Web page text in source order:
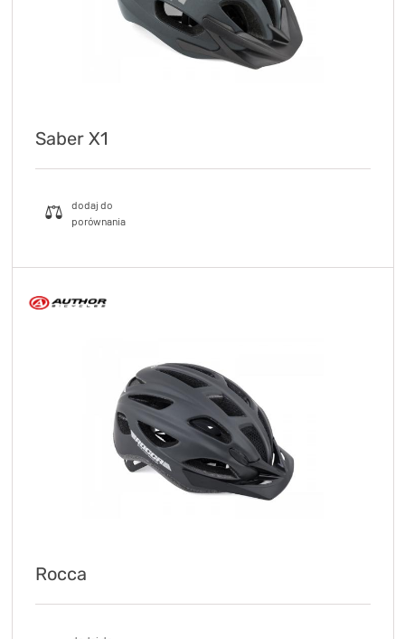
Saber X1
Rocca